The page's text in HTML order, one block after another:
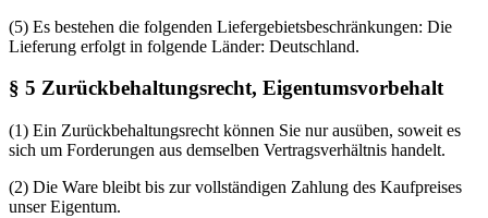
(5) Es bestehen die folgenden Liefergebietsbeschränkungen: Die
Lieferung erfolgt in folgende Länder: Deutschland.
§ 5 Zurückbehaltungsrecht, Eigentumsvorbehalt
(1) Ein Zurückbehaltungsrecht können Sie nur ausüben, soweit es
sich um Forderungen aus demselben Vertragsverhältnis handelt.
(2) Die Ware bleibt bis zur vollständigen Zahlung des Kaufpreises
unser Eigentum.